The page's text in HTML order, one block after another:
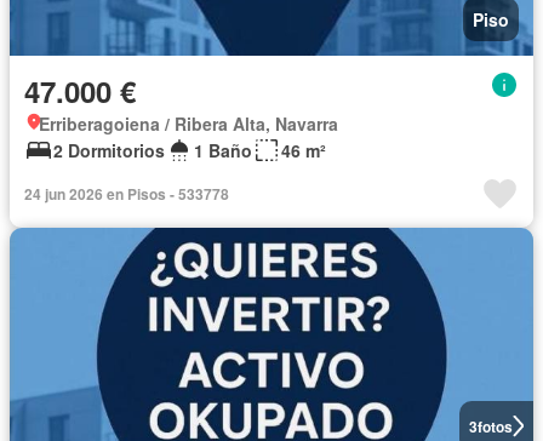
Piso
47.000 €
Erriberagoiena / Ribera Alta, Navarra
2 Dormitorios
1 Baño 46 m²
24 jun 2026 en Pisos - 533778
3fotos